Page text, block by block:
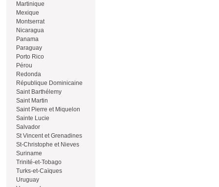
Martinique
Mexique
Montserrat
Nicaragua
Panama
Paraguay
Porto Rico
Pérou
Redonda
République Dominicaine
Saint Barthélemy
Saint Martin
Saint Pierre et Miquelon
Sainte Lucie
Salvador
St Vincent et Grenadines
St-Christophe et Nieves
Suriname
Trinité-et-Tobago
Turks-et-Caïques
Uruguay